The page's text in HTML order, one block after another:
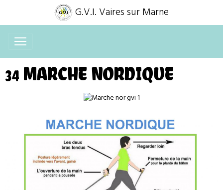
G.V.I. Vaires sur Marne
34 MARCHE NORDIQUE